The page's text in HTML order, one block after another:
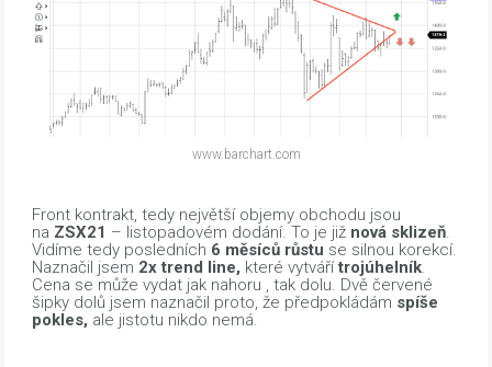
www.barchart.com
Front kontrakt, tedy největší objemy obchodu jsou
na ZSX21 – listopadovém dodání. To je již nová sklizeň.
Vidíme tedy posledních 6 měsíců růstu se silnou korekcí.
Naznačil jsem 2x trend line, které vytvářítrojúhelník.
Cena se může vydat jak nahoru , tak dolu. Dvě červené
šipky dolů jsem naznačil proto, že předpokládám spíše
pokles, ale jistotu nikdo nemá.